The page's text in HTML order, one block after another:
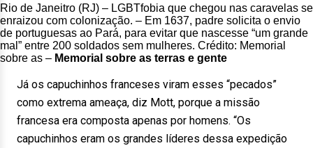
Rio de Janeitro (RJ) – LGBTfobia que chegou nas caravelas se
enraizou com colonização. – Em 1637, padre solicita o envio
de portuguesas ao Pará, para evitar que nascesse “um grande
mal” entre 200 soldados sem mulheres. Crédito: Memorial
sobre as – Memorial sobre as terras e gente
Já os capuchinhos franceses viram esses “pecados”
como extrema ameaça, diz Mott, porque a missão
francesa era composta apenas por homens. “Os
capuchinhos eram os grandes líderes dessa expedição